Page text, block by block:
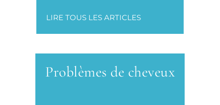
LIRE TOUS LES ARTICLES
Problèmes de cheveux